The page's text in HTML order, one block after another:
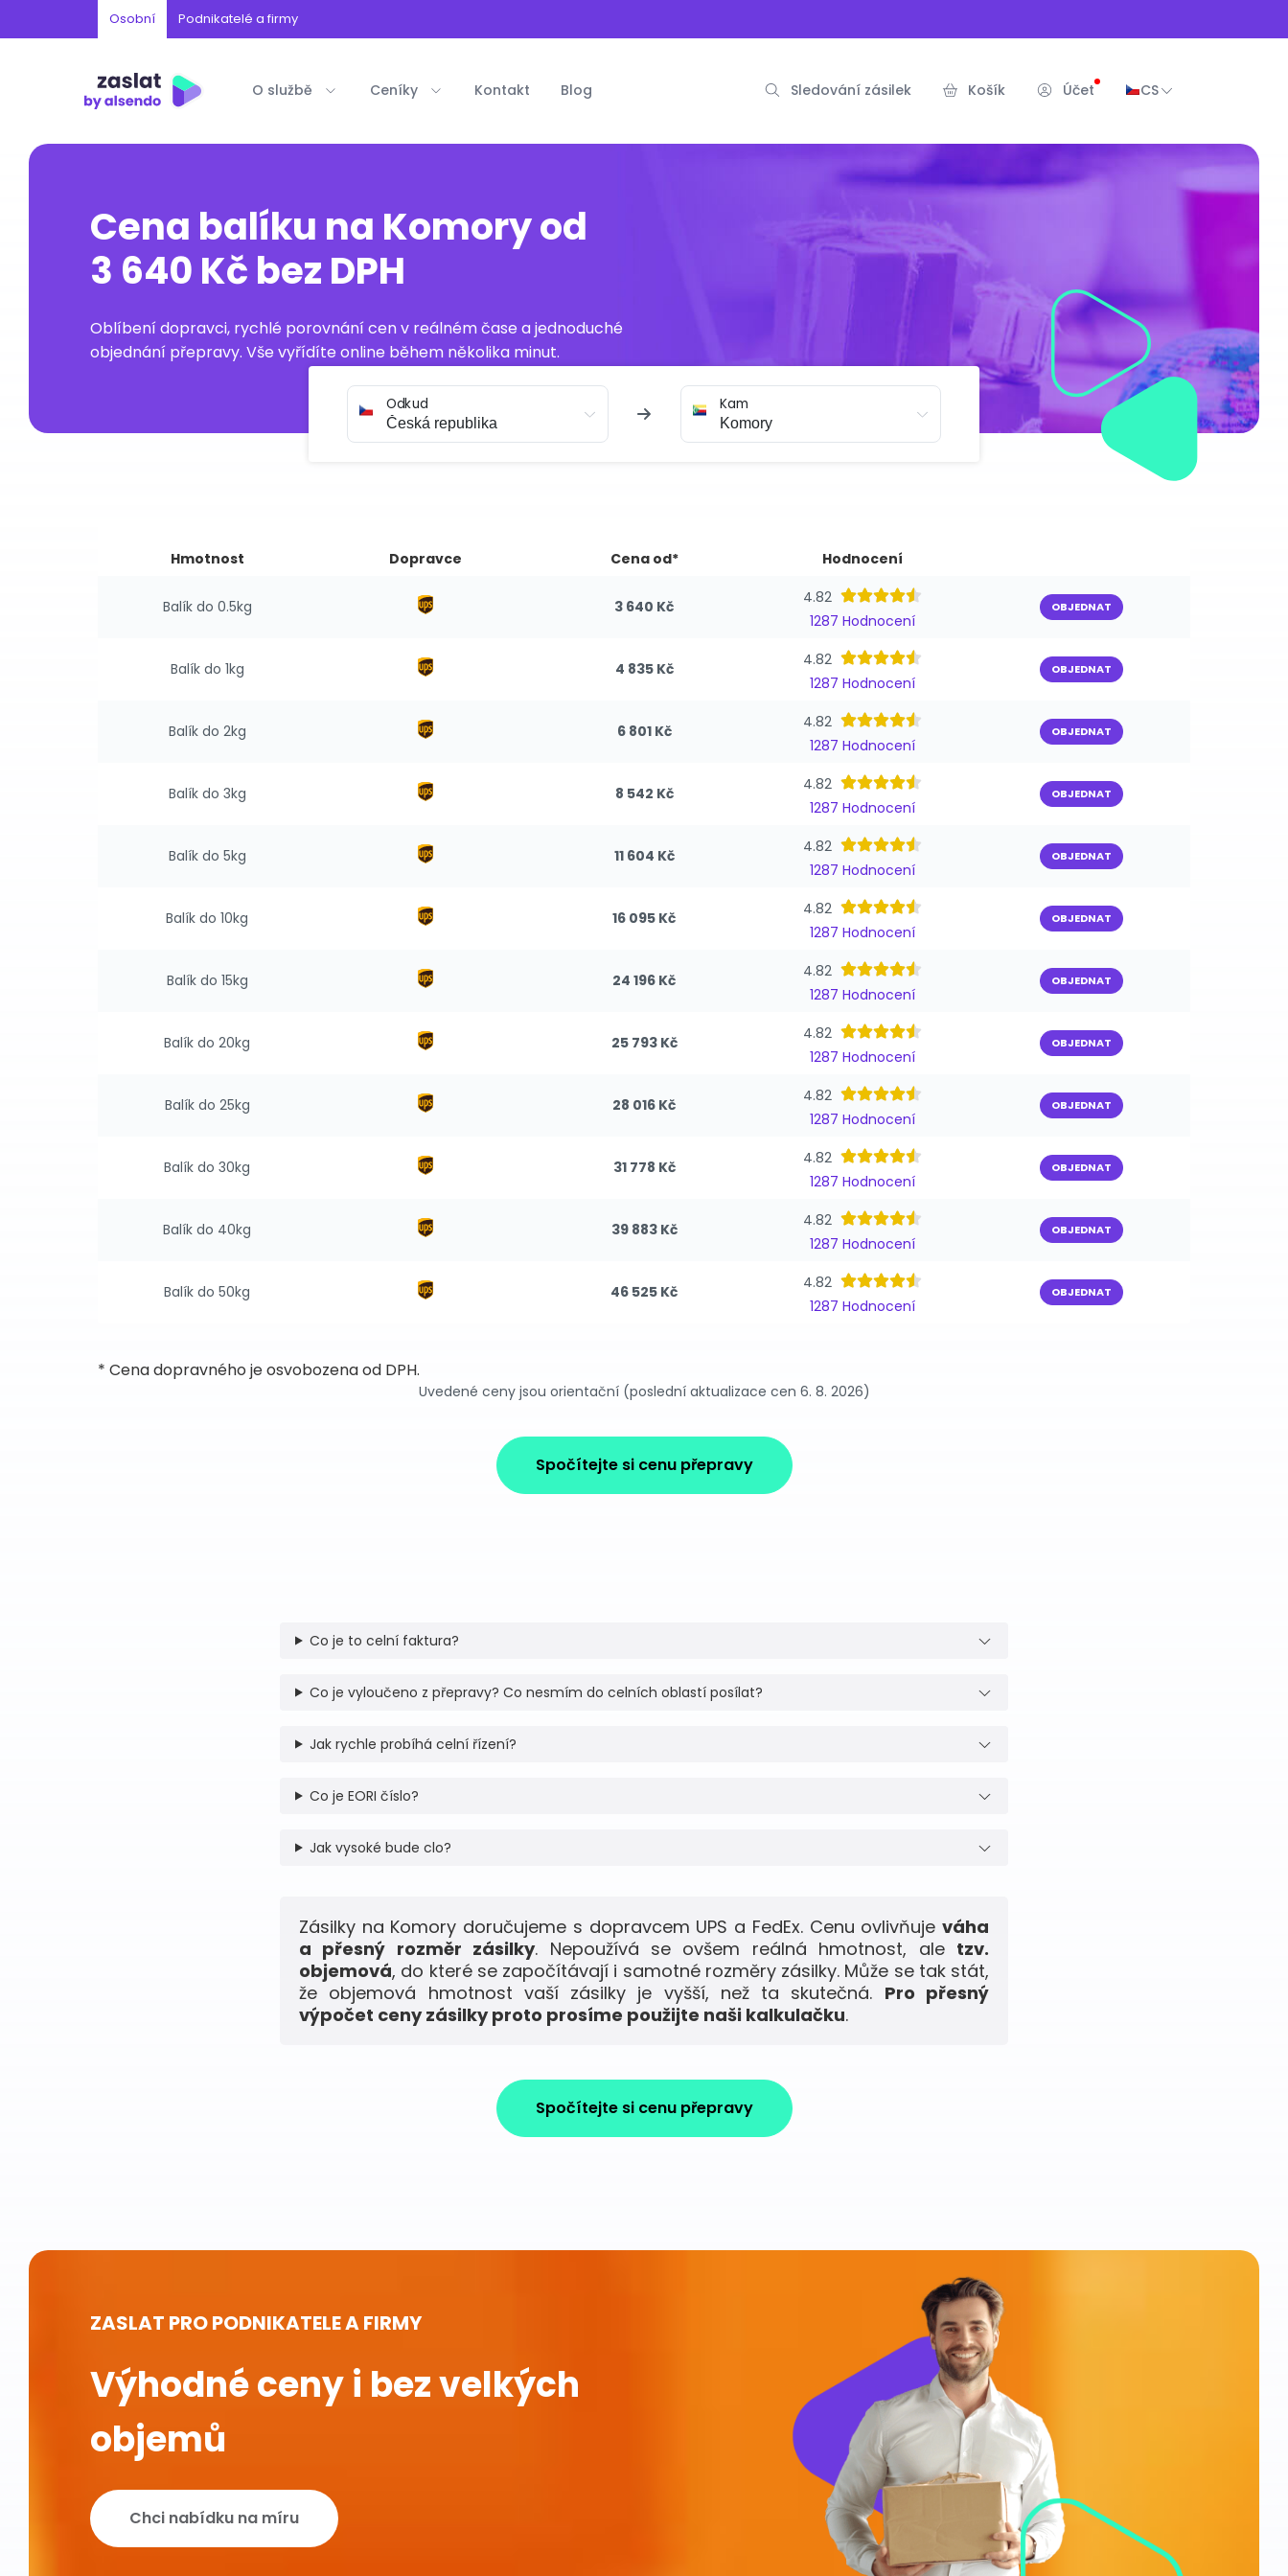
Osobní Podnikatelé a firmy
O službě Ceníky Kontakt Blog Sledování zásilek Košík Účet CS
Cena balíku na Komory od
3 640 Kč bez DPH
Oblíbení dopravci, rychlé porovnání cen v reálném čase a jednoduché
objednání přepravy. Vše vyřídíte online během několika minut.
Odkud Kam
Hmotnost Dopravce Cena od* Hodnocení
Balík do 0.5kg 3 640 Kč
4.82
1287 Hodnocení
OBJEDNAT
Balík do 1kg 4 835 Kč
4.82
1287 Hodnocení
OBJEDNAT
Balík do 2kg 6 801 Kč
4.82
1287 Hodnocení
OBJEDNAT
Balík do 3kg 8 542 Kč
4.82
1287 Hodnocení
OBJEDNAT
Balík do 5kg 11 604 Kč
4.82
1287 Hodnocení
OBJEDNAT
Balík do 10kg 16 095 Kč
4.82
1287 Hodnocení
OBJEDNAT
Balík do 15kg 24 196 Kč
4.82
1287 Hodnocení
OBJEDNAT
Balík do 20kg 25 793 Kč
4.82
1287 Hodnocení
OBJEDNAT
Balík do 25kg 28 016 Kč
4.82
1287 Hodnocení
OBJEDNAT
Balík do 30kg 31 778 Kč
4.82
1287 Hodnocení
OBJEDNAT
Balík do 40kg 39 883 Kč
4.82
1287 Hodnocení
OBJEDNAT
Balík do 50kg 46 525 Kč
4.82
1287 Hodnocení
OBJEDNAT
* Cena dopravného je osvobozena od DPH.
Uvedené ceny jsou orientační (poslední aktualizace cen 6. 8. 2026)
Spočítejte si cenu přepravy
Co je to celní faktura?
Co je vyloučeno z přepravy? Co nesmím do celních oblastí posílat?
Jak rychle probíhá celní řízení?
Co je EORI číslo?
Jak vysoké bude clo?
Zásilky na Komory doručujeme s dopravcem UPS a FedEx. Cenu ovlivňuje váha
a přesný rozměr zásilky. Nepoužívá se ovšem reálná hmotnost, ale tzv.
objemová, do které se započítávají i samotné rozměry zásilky. Může se tak stát,
že objemová hmotnost vaší zásilky je vyšší, než ta skutečná. Pro přesný
výpočet ceny zásilky proto prosíme použijte naši kalkulačku.
Spočítejte si cenu přepravy
ZASLAT PRO PODNIKATELE A FIRMY
Výhodné ceny i bez velkých
objemů
Chci nabídku na míru